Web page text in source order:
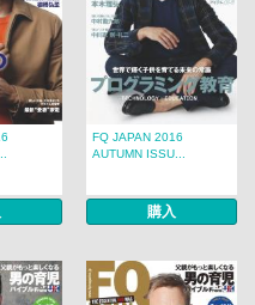
FQ JAPAN 2016
AUTUMN ISSU...
購入